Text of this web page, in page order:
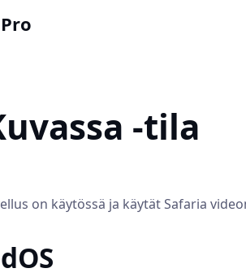
-tila
on käytössä ja käytät Safaria